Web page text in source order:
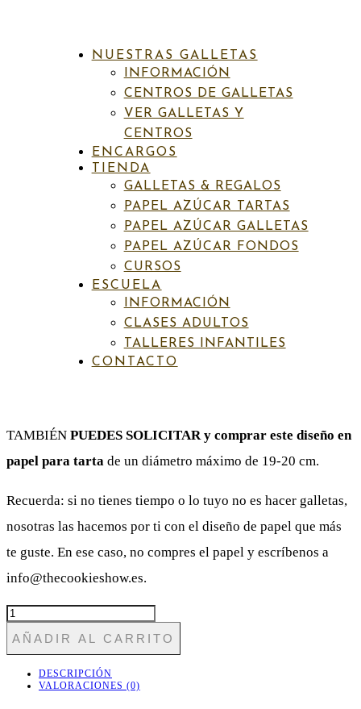
NUESTRAS GALLETAS
INFORMACIÓN
CENTROS DE GALLETAS
VER GALLETAS Y
CENTROS
ENCARGOS
TIENDA
GALLETAS & REGALOS
PAPEL AZÚCAR TARTAS
PAPEL AZÚCAR GALLETAS
PAPEL AZÚCAR FONDOS
CURSOS
ESCUELA
INFORMACIÓN
CLASES ADULTOS
TALLERES INFANTILES
CONTACTO
PAPEL AZÚCAR GALLETAS
CORONA CON NOMBRES
Love Etiqueta:Boda
Boda10 Corona con nombres
IVA incluído
PAPEL DE AZÚCAR
TAMBIÉN PUEDES SOLICITAR y comprar este diseño en
papel para tarta de un diámetro máximo de 19-20 cm.
Recuerda: si no tienes tiempo o lo tuyo no es hacer galletas,
nosotras las hacemos por ti con el diseño de papel que más
te guste. En ese caso, no compres el papel y escríbenos a
info@thecookieshow.es.
BODA10
CORONA
CON
NOMBRES
CANTIDAD
AÑADIR AL CARRITO
DESCRIPCIÓN
VALORACIONES (0)